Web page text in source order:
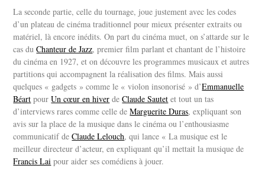
La seconde partie, celle du tournage, joue justement avec les codes
d’un plateau de cinéma traditionnel pour mieux présenter extraits ou
matériel, là encore inédits. On part du cinéma muet, on s’attarde sur le
cas duChanteur de Jazz, premier film parlant et chantant de l’histoire
du cinéma en 1927, et on découvre les programmes musicaux et autres
partitions qui accompagnent la réalisation des films. Mais aussi
quelques « gadgets » comme le « violon insonorisé » d’Emmanuelle
Béart pourUn cœur en hiver deClaude Sautet et tout un tas
d’interviews rares comme celle deMarguerite Duras, expliquant son
avis sur la place de la musique dans le cinéma ou l’enthousiasme
communicatif deClaude Lelouch, qui lance « La musique est le
meilleur directeur d’acteur, en expliquant qu’il mettait la musique de
Francis Lai pour aider ses comédiens à jouer.